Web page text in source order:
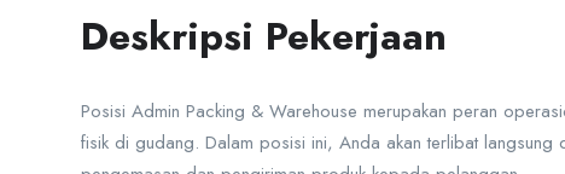
Deskripsi Pekerjaan
Posisi Admin Packing & Warehouse merupakan peran
fisik di gudang. Dalam posisi ini, Anda akan terlibat